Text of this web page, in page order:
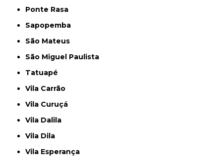
Ponte Rasa
Sapopemba
São Mateus
São Miguel Paulista
Tatuapé
Vila Carrão
Vila Curuçá
Vila Dalila
Vila Dila
Vila Esperança